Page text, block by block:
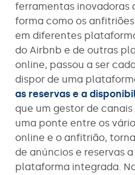
ferramentas inovadoras
forma como os
em diferentes
do Airbnb e de outras
online, passou a ser
dispor de uma
as reservas e a
que um gestor de
uma ponte entre os
online e o anfitrião,
de anúncios e reservas
plataforma integrada.